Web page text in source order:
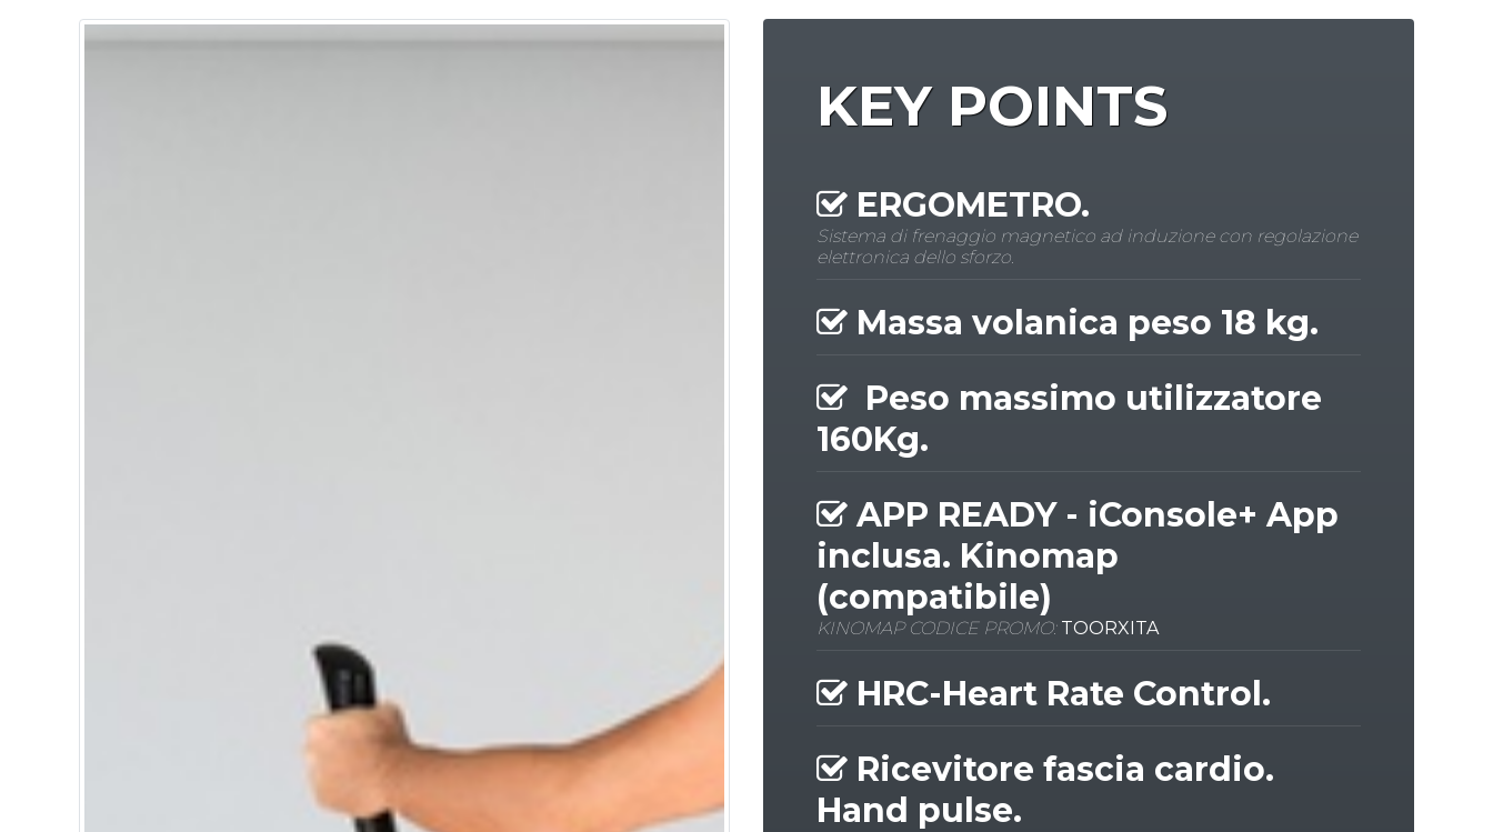
KEY POINTS
ERGOMETRO.
Sistema di frenaggio magnetico ad induzione con regolazione
elettronica dello sforzo.
Massa volanica peso 18 kg.
Peso massimo utilizzatore
160Kg.
APP READY - iConsole+ App
inclusa. Kinomap
(compatibile)
KINOMAP CODICE PROMO: TOORXITA
HRC-Heart Rate Control.
Ricevitore fascia cardio.
Hand pulse.